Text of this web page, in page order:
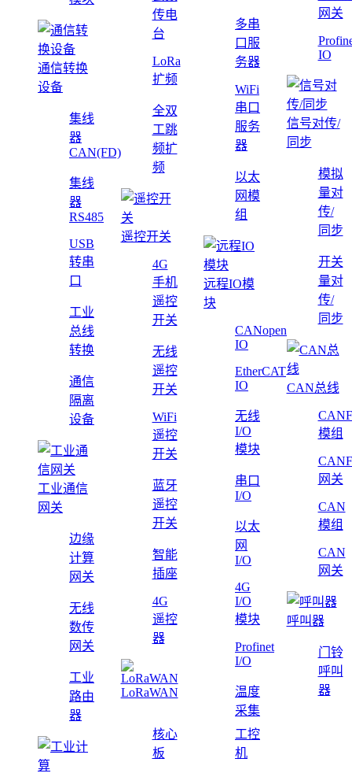
通信转换
设备
集线
器
CAN(FD)
集线
器
RS485
USB
转串
口
工业
总线
转换
通信
隔离
设备
工业通信
网关
边缘
计算
网关
无线
数传
网关
工业
路由
器
传电
台
LoRa
扩频
全双
工跳
频扩
频
遥控开关
4G
手机
遥控
开关
无线
遥控
开关
WiFi
遥控
开关
蓝牙
遥控
开关
智能
插座
4G
遥控
器
LoRaWAN
多串
口服
务器
WiFi
串口
服务
器
以太
网模
组
远程IO模
块
CANopen
IO
EtherCAT
IO
无线
I/O
模块
串口
I/O
以太
网
I/O
4G
I/O
模块
Profinet
I/O
温度
采集
网关
IO
信号对传/
同步
模拟
量对
传/
同步
开关
量对
传/
同步
CAN总线
模组
网关
CAN
模组
CAN
网关
呼叫器
门铃
呼叫
器
核心
板
工控
机